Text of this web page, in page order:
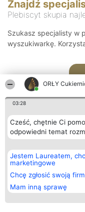
ORŁY
03:28
Cześć, chętnie Ci
odpowiedni temat
Jestem Laureatem,
marketingowe
Chcę zgłosić swoją
Mam inną sprawę
Znajdź
Plebiscyt skupia
Szukasz specjalisty w
wyszukiwarkę.
Organizator plebiscytu
Bright Side Solutions sp. z o.
o. sp. k.
ul. Ruska 22
Wrocław 50-079
KRS 0000749100 | Regon
381313360 | NIP 8943132676